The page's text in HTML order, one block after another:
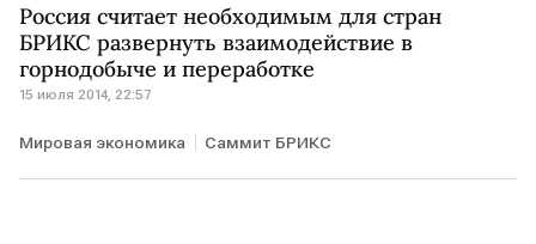
Россия считает необходимым для стран
БРИКС развернуть взаимодействие в
горнодобыче и переработке
15 июля 2014, 22:57
Мировая экономика Саммит БРИКС